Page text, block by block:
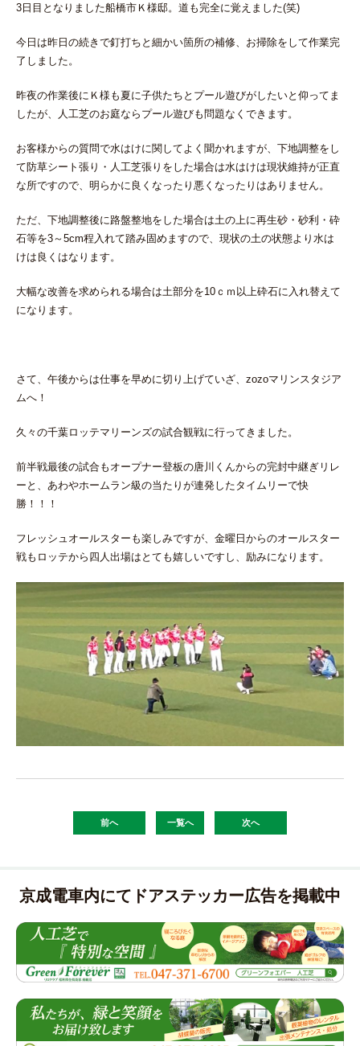
3日目となりました船橋市Ｋ様邸。道も完全に覚えました(笑)
今日は昨日の続きで釘打ちと細かい箇所の補修、お掃除をして作業完
了しました。
昨夜の作業後にＫ様も夏に子供たちとプール遊びがしたいと仰ってま
したが、人工芝のお庭ならプール遊びも問題なくできます。
お客様からの質問で水はけに関してよく聞かれますが、下地調整をし
て防草シート張り・人工芝張りをした場合は水はけは現状維持が正直
な所ですので、明らかに良くなったり悪くなったりはありません。
ただ、下地調整後に路盤整地をした場合は土の上に再生砂・砂利・砕
石等を3～5cm程入れて踏み固めますので、現状の土の状態より水は
けは良くはなります。
大幅な改善を求められる場合は土部分を10ｃｍ以上砕石に入れ替えて
になります。
さて、午後からは仕事を早めに切り上げていざ、zozoマリンスタジア
ムへ！
久々の千葉ロッテマリーンズの試合観戦に行ってきました。
前半戦最後の試合もオープナー登板の唐川くんからの完封中継ぎリレ
ーと、あわやホームラン級の当たりが連発したタイムリーで快
勝！！！
フレッシュオールスターも楽しみですが、金曜日からのオールスター
戦もロッテから四人出場はとても嬉しいですし、励みになります。
前へ 一覧へ 次へ
京成電車内にてドアステッカー広告を掲載中